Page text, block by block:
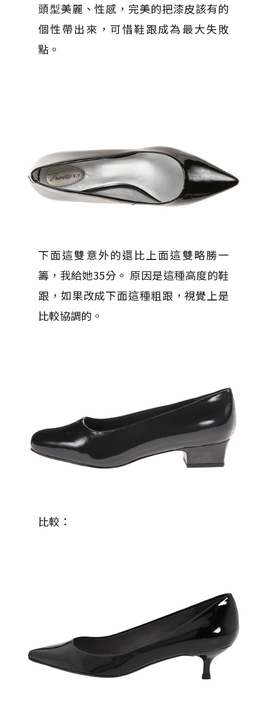
頭型美麗、性感，完美的把漆皮該有的
個性帶出來，可惜鞋跟成為最大失敗
點。
下面這雙意外的還比上面這雙略勝一
籌，我給她35分。 原因是這種高度的鞋
跟，如果改成下面這種粗跟，視覺上是
比較協調的。
比較：